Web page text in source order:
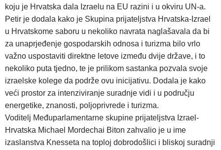
koju je Hrvatska dala Izraelu na EU razini i u okviru UN-a.
Petir je dodala kako je Skupina prijateljstva Hrvatska-Izrael
u Hrvatskome saboru u nekoliko navrata naglašavala da bi
za unaprjeđenje gospodarskih odnosa i turizma bilo vrlo
važno uspostaviti direktne letove između dvije države, i to
nekoliko puta tjedno, te je prilikom sastanka pozvala svoje
izraelske kolege da podrže ovu inicijativu. Dodala je kako
veći prostor za intenziviranje suradnje vidi i u području
energetike, znanosti, poljoprivrede i turizma.
Voditelj Međuparlamentarne skupine prijateljstva Izrael-
Hrvatska Michael Mordechai Biton zahvalio je u ime
izaslanstva Knesseta na toploj dobrodošlici i bliskoj suradnji